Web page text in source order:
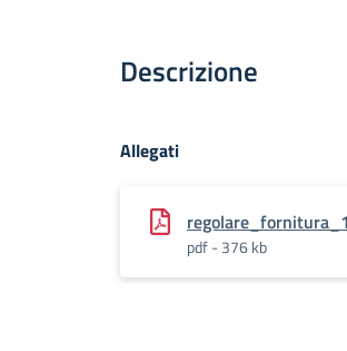
Descrizione
Allegati
regolare_fornitura_1
pdf - 376 kb